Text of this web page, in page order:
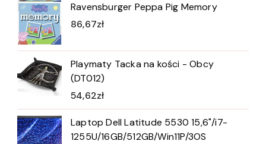
Ravensburger Peppa Pig Memory
86,67zł
Playmaty Tacka na kości - Obcy
(DT012)
54,62zł
Laptop Dell Latitude 5530 15,6"/i7-
1255U/16GB/512GB/Win11P/3OS